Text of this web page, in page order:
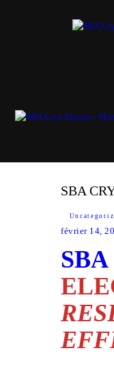
BIEN-ÊTRE
ACTUALITÉS
CONTACT
SBA
février 14,
SBA